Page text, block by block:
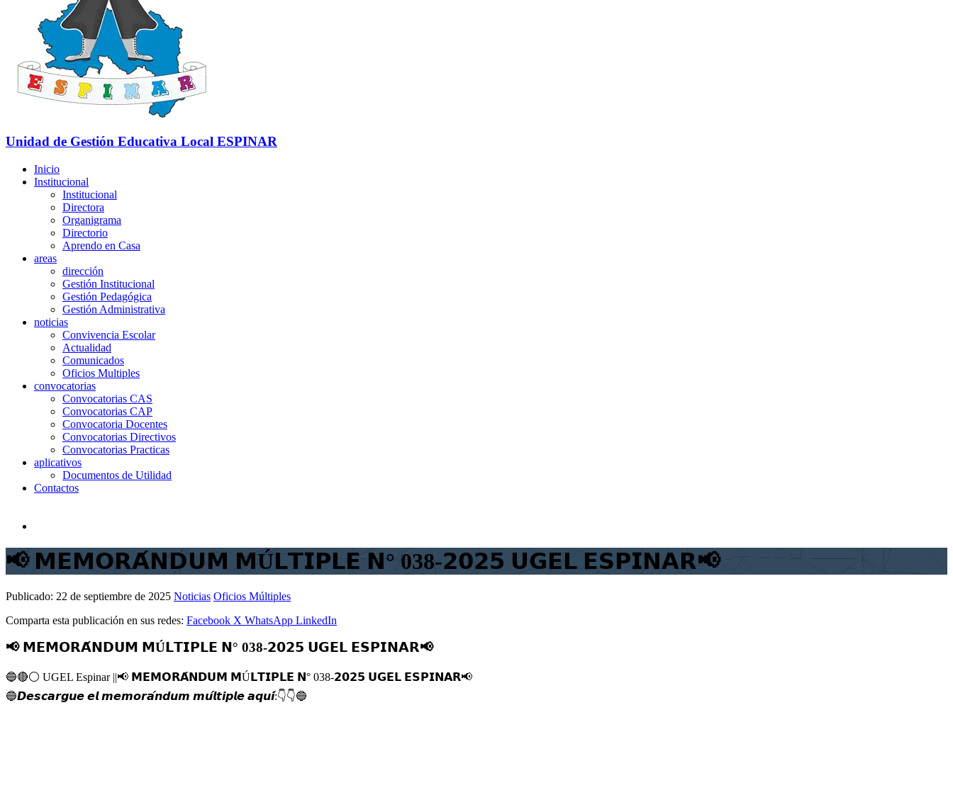
Unidad de Gestión Educativa Local ESPINAR
Inicio
Institucional
Institucional
Directora
Organigrama
Directorio
Aprendo en Casa
areas
dirección
Gestión Institucional
Gestión Pedagógica
Gestión Administrativa
noticias
Convivencia Escolar
Actualidad
Comunicados
Oficios Multiples
convocatorias
Convocatorias CAS
Convocatorias CAP
Convocatoria Docentes
Convocatorias Directivos
Convocatorias Practicas
aplicativos
Documentos de Utilidad
Contactos
📢 𝗠𝗘𝗠𝗢𝗥𝗔́𝗡𝗗𝗨𝗠 𝗠Ú𝗟𝗧𝗜𝗣𝗟𝗘 𝗡° 038-𝟮𝟬𝟮𝟱 𝗨𝗚𝗘𝗟 𝗘𝗦𝗣𝗜𝗡𝗔𝗥📢
Publicado: 22 de septiembre de 2025 Noticias Oficios Múltiples
Comparta esta publicación en sus redes: Facebook X WhatsApp LinkedIn
📢 𝗠𝗘𝗠𝗢𝗥𝗔́𝗡𝗗𝗨𝗠 𝗠Ú𝗟𝗧𝗜𝗣𝗟𝗘 𝗡° 038-𝟮𝟬𝟮𝟱 𝗨𝗚𝗘𝗟 𝗘𝗦𝗣𝗜𝗡𝗔𝗥📢
🔵🔴⚪️ UGEL Espinar ||📢 𝗠𝗘𝗠𝗢𝗥𝗔́𝗡𝗗𝗨𝗠 𝗠Ú𝗟𝗧𝗜𝗣𝗟𝗘 𝗡° 038-𝟮𝟬𝟮𝟱 𝗨𝗚𝗘𝗟 𝗘𝗦𝗣𝗜𝗡𝗔𝗥📢
🔵𝘿𝙚𝙨𝙘𝙖𝙧𝙜𝙪𝙚 𝙚𝙡 𝙢𝙚𝙢𝙤𝙧𝙖́𝙣𝙙𝙪𝙢 𝙢𝙪́𝙡𝙩𝙞𝙥𝙡𝙚 𝙖𝙦𝙪𝙞́:👇👇🔵